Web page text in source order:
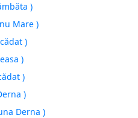
)
Mare )
)
)
)
)
Derna )